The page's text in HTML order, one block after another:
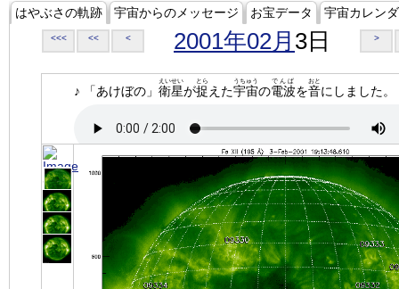
はやぶさの軌跡 宇宙からのメッセージ お宝データ 宇宙カレン
<<< << < 2001年02月 3日 >
♪ 「あけぼの」 衛星
えいせい
が捉
とら
えた宇宙
うちゅう
の電波
でんぱ
を音
おと
にしました。